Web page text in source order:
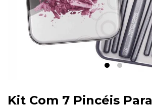
Kit Com 7 Pincéis Para